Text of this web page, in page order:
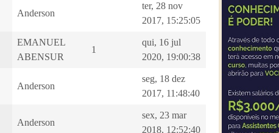
Anderson
ter, 28 nov
2017, 15:25:05
EMANUEL
ABENSUR
1
qui, 16 jul
2020, 19:00:38
Anderson
seg, 18 dez
2017, 11:48:40
Anderson
sex, 23 mar
2018, 12:52:40